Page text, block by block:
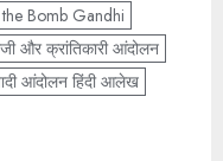
Bomb Gandhi
और क्रांतिकारी आंदोलन
आंदोलन हिंदी आलेख